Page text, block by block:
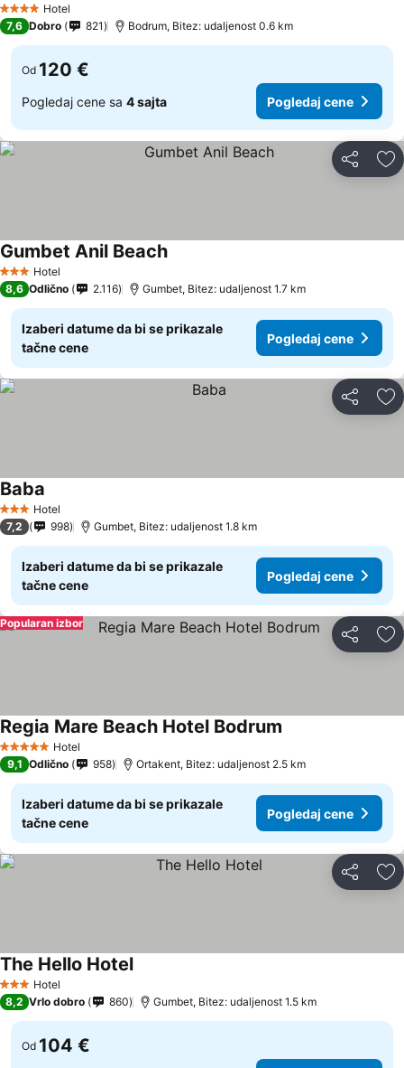
4 ZvezdiceHotel
7,6 Dobro 821 Bodrum, Bitez: udaljenost 0.6 km
Od 120 €
Pogledaj cene sa 4 sajta Pogledaj cene
Deli
3 Zvezdice
Hotel
Gumbet Anil Beach
8,6 Odlično 2.116 Gumbet, Bitez: udaljenost 1.7 km
Izaberi datume da bi se prikazale
tačne cene
Pogledaj cene
Deli
3 Zvezdice
Hotel
Baba
7,2 998 Gumbet, Bitez: udaljenost 1.8 km
Izaberi datume da bi se prikazale
tačne cene
Pogledaj cene
Deli
Popularan izbor
5 ZvezdiceHotel
Regia Mare Beach Hotel Bodrum
9,1 Odlično 958 Ortakent, Bitez: udaljenost 2.5 km
Izaberi datume da bi se prikazale
tačne cene
Pogledaj cene
Deli
3 Zvezdice
Hotel
The Hello Hotel
8,2 Vrlo dobro 860 Gumbet, Bitez: udaljenost 1.5 km
Od 104 €